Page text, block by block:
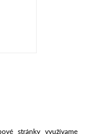
stránky využívame